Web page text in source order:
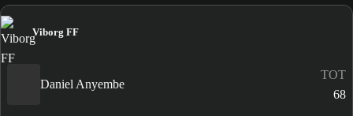
Viborg FF
Daniel Anyembe
TOT
68